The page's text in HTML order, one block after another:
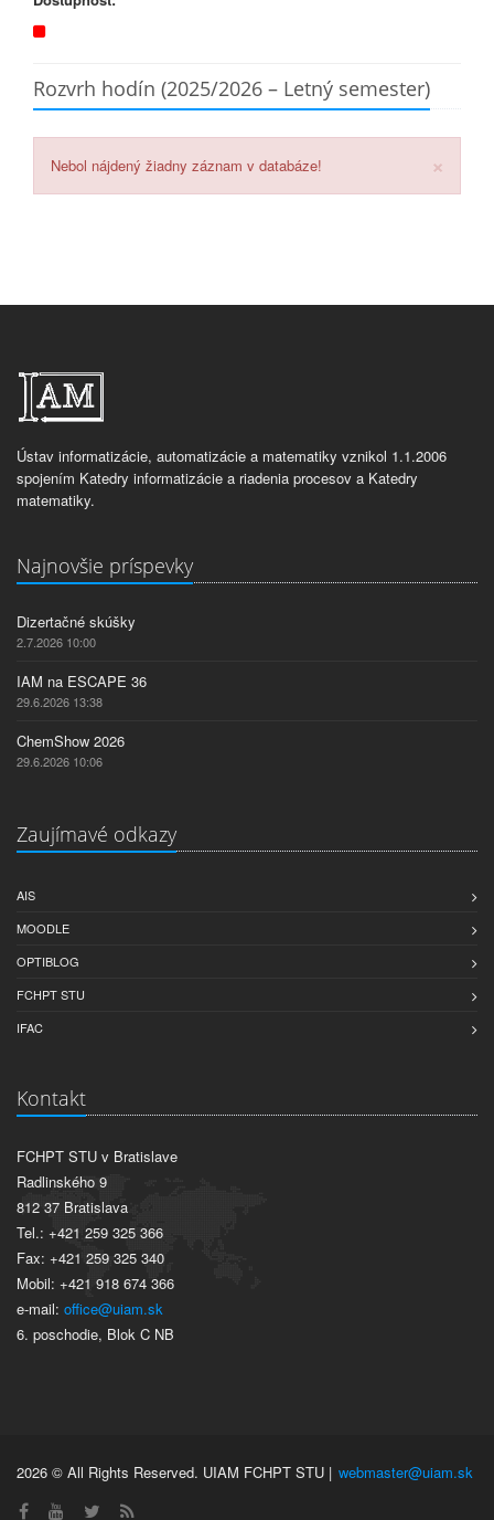
Rozvrh hodín (2025/2026 – Letný semester)
×
Nebol nájdený žiadny záznam v databáze!
Ústav informatizácie, automatizácie a matematiky vznikol 1.1.2006
spojením Katedry informatizácie a riadenia procesov a Katedry
matematiky.
Najnovšie príspevky
Dizertačné skúšky
2.7.2026 10:00
IAM na ESCAPE 36
29.6.2026 13:38
ChemShow 2026
29.6.2026 10:06
Zaujímavé odkazy
AIS
MOODLE
OPTIBLOG
FCHPT STU
IFAC
Kontakt
FCHPT STU v Bratislave
Radlinského 9
812 37 Bratislava
Tel.: +421 259 325 366
Fax: +421 259 325 340
Mobil: +421 918 674 366
e-mail: office@uiam.sk
6. poschodie, Blok C NB
2026 © All Rights Reserved. UIAM FCHPT STU | webmaster@uiam.sk